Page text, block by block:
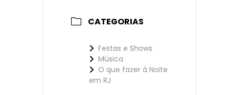
CATEGORIAS
Festas e Shows
Música
O que fazer à Noite
em RJ